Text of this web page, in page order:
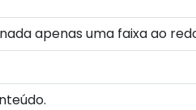
apenas uma faixa ao